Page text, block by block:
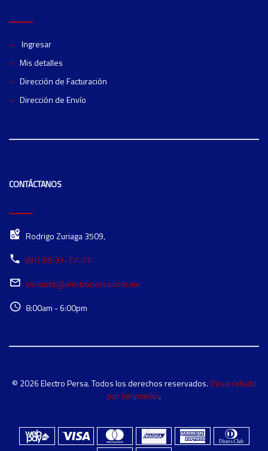
Ingresar
Mis detalles
Dirección de Facturación
Dirección de Envío
CONTÁCTANOS
Rodrigo Zuriaga 3509,
(81) 83-31-77-77
contacto@electropersa.com.mx
8:00am - 6:00pm
© 2026 Electro Persa. Todos los derechos reservados. Desarrollado
por Jumpseller.